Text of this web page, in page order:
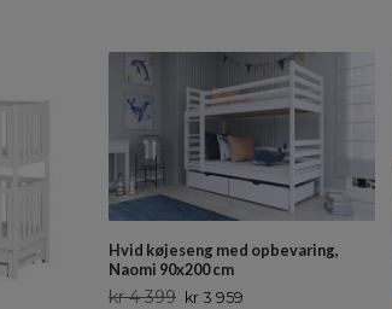
Hvid køjeseng med opbevaring,
Naomi 90x200 cm
kr 4 399 kr 3 959